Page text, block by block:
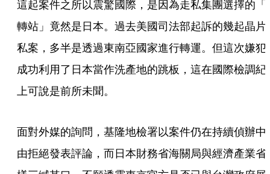
這起案件之所以震驚國際，是因為走私集團選擇的「
轉站」竟然是日本。過去美國司法部起訴的幾起晶片
私案，多半是透過東南亞國家進行轉運。但這次嫌犯
成功利用了日本當作洗產地的跳板，這在國際檢調紀
上可說是前所未聞。
面對外媒的詢問，基隆地檢署以案件仍在持續偵辦中
由拒絕發表評論，而日本財務省海關局與經濟產業省